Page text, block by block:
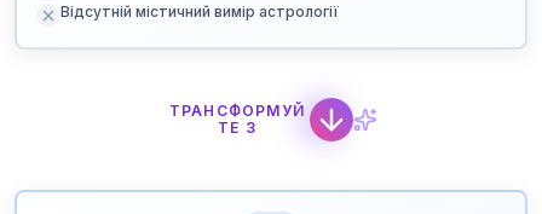
Відсутній містичний вимір астрології
ТРАНСФОРМУЙ
ТЕ З